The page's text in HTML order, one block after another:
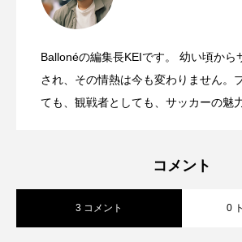
Ballonéの編集長KEIです。 幼い頃から
され、その情熱は今も変わりません。
ても、観戦者としても、サッカーの魅
す。ビジネスの場でも、カジュアルな
なくサッカー愛を表現できる方法があ
と。 そんな思いから生まれたのが、こ
2024.11.20
2024.10.03
（セブン）』が、10月7
コメント
3 コメント 0